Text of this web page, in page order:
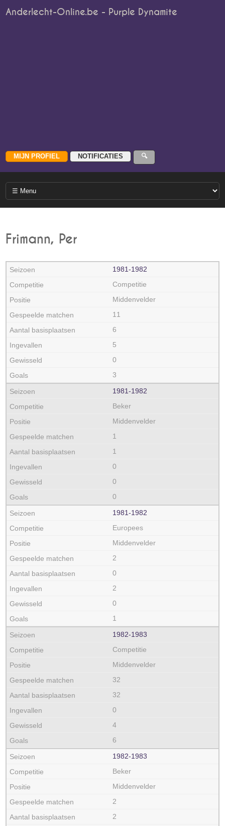
Anderlecht-Online.be - Purple Dynamite
Frimann, Per
1981‑1982
Competitie
Middenvelder
11
6
5
0
3
1981‑1982
Beker
Middenvelder
1
1
0
0
0
1981‑1982
Europees
Middenvelder
2
0
2
0
1
1982‑1983
Competitie
Middenvelder
32
32
0
4
6
1982‑1983
Beker
Middenvelder
2
2